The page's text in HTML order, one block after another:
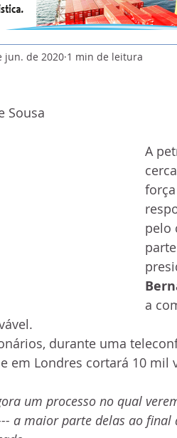
jun. de 2020 1 min de leitura
Sousa
A
pelo
a
em Londres cortará 10 mil
um processo no qual
a maior parte delas ao final